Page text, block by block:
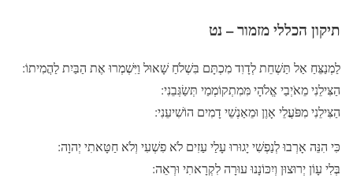
תיקון הכללי מזמור – נט
לַמְנַצֵּחַ אַל תַּשְׁחֵת לְדָוִד מִכְתָּם בִּשְׁלֹחַ שָׁאוּל וַיִּשְׁמְרוּ אֶת הַבַּיִת לַהֲמִיתוֹ:
הַצִּילֵנִי מֵאֹיְבַי אֱלֹהָי מִּמִתְקוֹמְמַי תְּשַׂגְּבֵנִי:
הַצִּילֵנִי מִפֹּעֲלֵי אָוֶן וּמֵאַנְשֵׁי דָמִים הוֹשִׁיעֵנִי:
כִּי הִנֵּה אָרְבוּ לְנַפְשִׁי יָגוּרוּ עָלַי עַזִים לֹא פִשְׁעִי וְלֹא חַטָּאתִי יְהוָה:
בְּלִי עָוֹן יְרוּצוּן וְיִכּוֹנָנוּ עוּרָה לִקְרָאתִי וּרְאֵה: